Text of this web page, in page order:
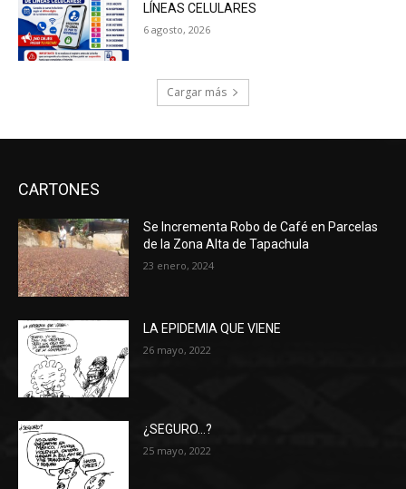
LÍNEAS CELULARES
6 agosto, 2026
Cargar más
CARTONES
Se Incrementa Robo de Café en Parcelas
de la Zona Alta de Tapachula
23 enero, 2024
LA EPIDEMIA QUE VIENE
26 mayo, 2022
¿SEGURO…?
25 mayo, 2022